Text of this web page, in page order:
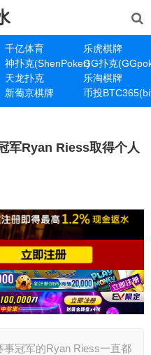
千亿体育
乐虎棋牌
神扑克(ShenPoker)GG扑克
天龙扑克
乐淘棋牌
新葡京棋牌 币投
军Ryan Riess取得个人
冠军的Ryan Riess一直都